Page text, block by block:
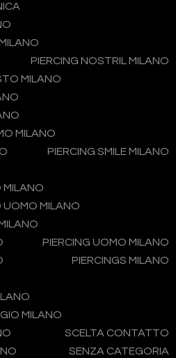
PIERCING NOSTRIL MILANO
MILANO
MILANO
PIERCING SMILE MILANO
MILANO
UOMO MILANO
PIERCING UOMO MILANO
PIERCINGS MILANO
MILANO
SCELTA CONTATTO
SENZA CATEGORIA